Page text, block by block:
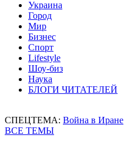
Украина
Город
Мир
Бизнес
Спорт
Lifestyle
Шоу-биз
Наука
БЛОГИ ЧИТАТЕЛЕЙ
СПЕЦТЕМА: Война в Иране
ВСЕ ТЕМЫ